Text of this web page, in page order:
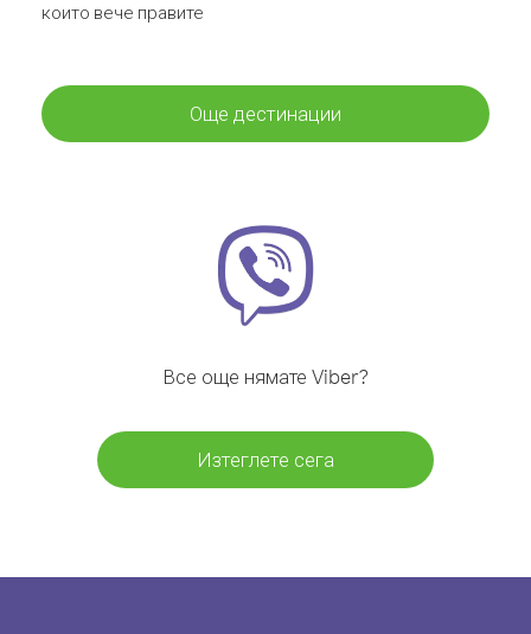
които вече правите
Още дестинации
Все още нямате Viber?
Изтеглете сега